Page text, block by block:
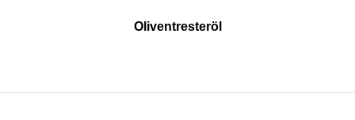
Oliventresteröl